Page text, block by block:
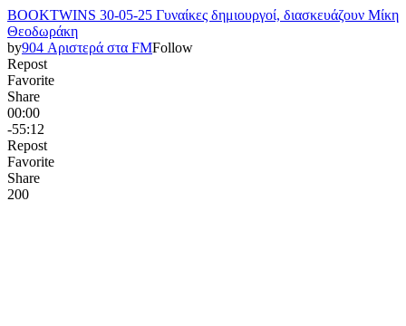
BOOKTWINS 30-05-25 Γυναίκες δημιουργοί, διασκευάζουν Μίκη
Θεοδωράκη
by904 Αριστερά στα FMFollow
Repost
Favorite
Share
00:00
-55:12
Repost
Favorite
Share
200